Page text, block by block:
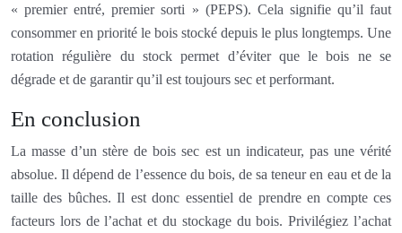
« premier entré, premier sorti » (PEPS). Cela signifie qu’il faut
consommer en priorité le bois stocké depuis le plus longtemps. Une
rotation régulière du stock permet d’éviter que le bois ne se
dégrade et de garantir qu’il est toujours sec et performant.
En conclusion
La masse d’un stère de bois sec est un indicateur, pas une vérité
absolue. Il dépend de l’essence du bois, de sa teneur en eau et de la
taille des bûches. Il est donc essentiel de prendre en compte ces
facteurs lors de l’achat et du stockage du bois. Privilégiez l’achat